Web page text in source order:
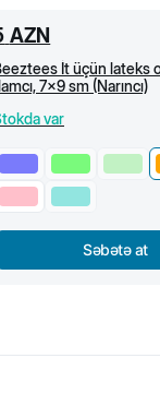
AZN
İt üçün lateks
7x9 sm (Narıncı)
var
Səbətə at